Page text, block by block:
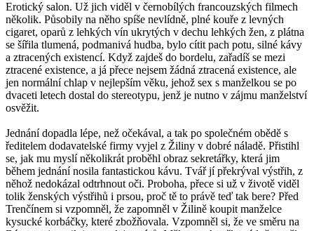
Erotický salon. Už jich viděl v černobílých francouzských filmech
několik. Působily na něho spíše nevlídně, plné kouře z levných
cigaret, oparů z lehkých vín ukrytých v dechu lehkých žen, z plátna
se šířila tlumená, podmanivá hudba, bylo cítit pach potu, silné kávy
a ztracených existencí. Když zajdeš do bordelu, zařadíš se mezi
ztracené existence, a já přece nejsem žádná ztracená existence, ale
jen normální chlap v nejlepším věku, jehož sex s manželkou se po
dvaceti letech dostal do stereotypu, jenž je nutno v zájmu manželství
osvěžit.
Jednání dopadla lépe, než očekával, a tak po společném obědě s
ředitelem dodavatelské firmy vyjel z Žiliny v dobré náladě. Přistihl
se, jak mu myslí několikrát proběhl obraz sekretářky, která jim
během jednání nosila fantastickou kávu. Tvář jí překrýval výstřih, z
něhož nedokázal odtrhnout oči. Proboha, přece si už v životě viděl
tolik ženských výstřihů i prsou, proč tě to právě teď tak bere? Před
Trenčínem si vzpomněl, že zapomněl v Žilině koupit manželce
kysucké korbáčky, které zbožňovala. Vzpomněl si, že ve směru na